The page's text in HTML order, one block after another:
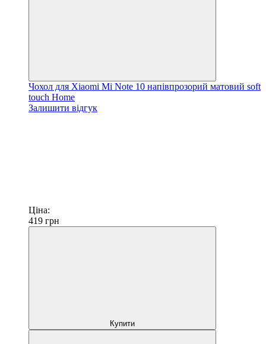
Чохол для Xiaomi Mi Note 10 напівпрозорий матовий soft
touch Home
Залишити відгук
Ціна:
419 грн
Купити